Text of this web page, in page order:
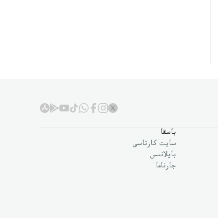
باسقا
سايت كارتاسى
بايلانىس
جارناما